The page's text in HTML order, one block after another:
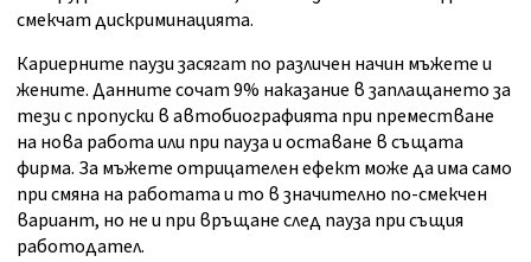
смекчат дискриминацията.
Кариерните паузи засягат по различен начин мъжете и
жените. Данните сочат 9% наказание в заплащането за
тези с пропуски в автобиографията при преместване
на нова работа или при пауза и оставане в същата
фирма. За мъжете отрицателен ефект може да има само
при смяна на работата и то в значително по-смекчен
вариант, но не и при връщане след пауза при същия
работодател.